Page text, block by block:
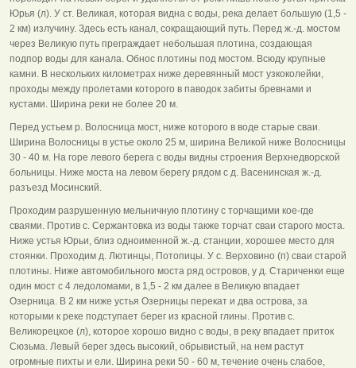
Юрья (л). У ст. Великая, которая видна с воды, река делает большую (1,5 -
2 км) излучину. Здесь есть канал, сокращающий путь. Перед ж.-д. мостом
через Великую путь преграждает небольшая плотина, создающая
подпор воды для канала. Обнос плотины под мостом. Всюду крупные
камни. В нескольких километрах ниже деревянный мост узкоколейки,
проходы между пролетами которого в паводок забиты бревнами и
кустами. Ширина реки не более 20 м.
Перед устьем р. Волосница мост, ниже которого в воде старые сваи.
Ширина Волосницы в устье около 25 м, ширина Великой ниже Волосницы
30 - 40 м. На горе левого берега с воды видны строения Верхнедворской
больницы. Ниже моста на левом берегу рядом с д. Васенинская ж.-д.
разъезд Мосинский.
Проходим разрушенную мельничную плотину с торчащими кое-где
сваями. Против с. Сержантовка из воды также торчат сваи старого моста.
Ниже устья Юрьи, близ одноименной ж.-д. станции, хорошее место для
стоянки. Проходим д. Лютинцы, Потопицы. У с. Верховино (п) сваи старой
плотины. Ниже автомобильного моста ряд островов, у д. Стариченки еще
один мост с 4 ледоломами, в 1,5 - 2 км далее в Великую впадает
Озерница. В 2 км ниже устья Озерницы перекат и два острова, за
которыми к реке подступает берег из красной глины. Против с.
Великорецкое (л), которое хорошо видно с воды, в реку впадает приток
Сюзьма. Левый берег здесь высокий, обрывистый, на нем растут
огромные пихты и ели. Ширина реки 50 - 60 м, течение очень слабое,